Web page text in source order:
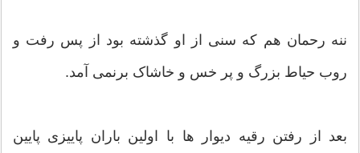
ننه رحمان هم که سنی از او گذشته بود از پس رفت و
روب حیاط بزرگ و پر خس و خاشاک برنمی آمد.
بعد از رفتن رقیه دیوار ها با اولین باران پاییزی پایین